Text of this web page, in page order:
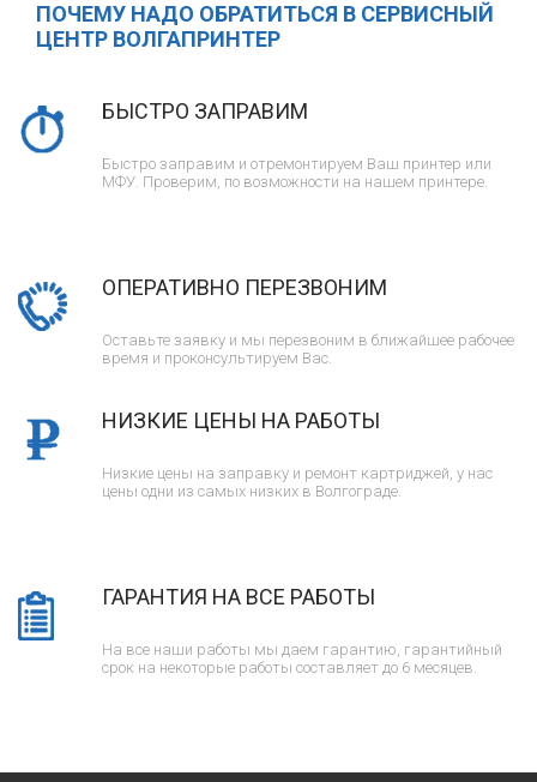
ПОЧЕМУ НАДО ОБРАТИТЬСЯ В СЕРВИСНЫЙ
ЦЕНТР ВОЛГАПРИНТЕР
БЫСТРО ЗАПРАВИМ
Быстро заправим и отремонтируем Ваш принтер или
МФУ. Проверим, по возможности на нашем принтере.
ОПЕРАТИВНО ПЕРЕЗВОНИМ
Оставьте заявку и мы перезвоним в ближайшее рабочее
время и проконсультируем Вас.
НИЗКИЕ ЦЕНЫ НА РАБОТЫ
Низкие цены на заправку и ремонт картриджей, у нас
цены одни из самых низких в Волгограде.
ГАРАНТИЯ НА ВСЕ РАБОТЫ
На все наши работы мы даем гарантию, гарантийный
срок на некоторые работы составляет до 6 месяцев.